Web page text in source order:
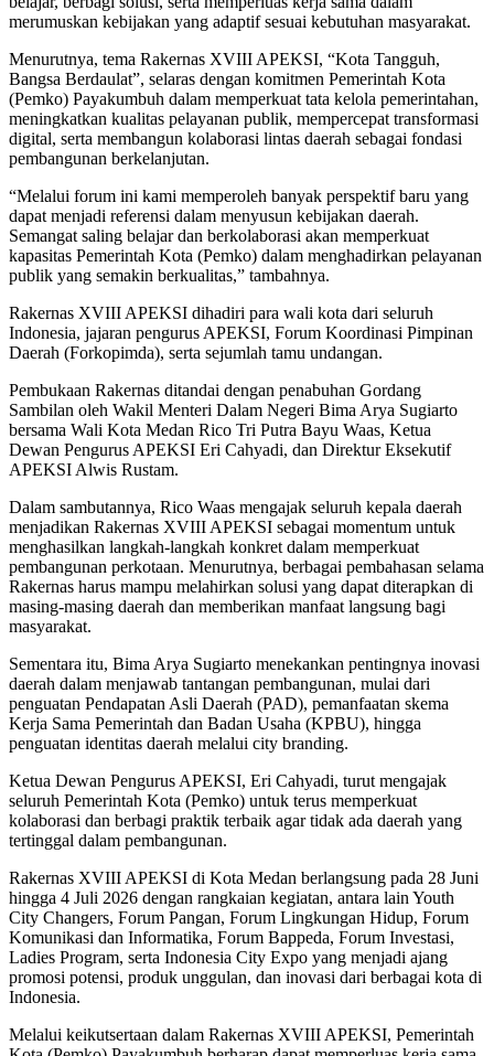
merumuskan kebijakan yang adaptif sesuai kebutuhan masyarakat.
Menurutnya, tema Rakernas XVIII APEKSI, “Kota Tangguh,
Bangsa Berdaulat”, selaras dengan komitmen Pemerintah Kota
(Pemko) Payakumbuh dalam memperkuat tata kelola pemerintahan,
meningkatkan kualitas pelayanan publik, mempercepat transformasi
digital, serta membangun kolaborasi lintas daerah sebagai fondasi
pembangunan berkelanjutan.
“Melalui forum ini kami memperoleh banyak perspektif baru yang
dapat menjadi referensi dalam menyusun kebijakan daerah.
Semangat saling belajar dan berkolaborasi akan memperkuat
kapasitas Pemerintah Kota (Pemko) dalam menghadirkan pelayanan
publik yang semakin berkualitas,” tambahnya.
Rakernas XVIII APEKSI dihadiri para wali kota dari seluruh
Indonesia, jajaran pengurus APEKSI, Forum Koordinasi Pimpinan
Daerah (Forkopimda), serta sejumlah tamu undangan.
Pembukaan Rakernas ditandai dengan penabuhan Gordang
Sambilan oleh Wakil Menteri Dalam Negeri Bima Arya Sugiarto
bersama Wali Kota Medan Rico Tri Putra Bayu Waas, Ketua
Dewan Pengurus APEKSI Eri Cahyadi, dan Direktur Eksekutif
APEKSI Alwis Rustam.
Dalam sambutannya, Rico Waas mengajak seluruh kepala daerah
menjadikan Rakernas XVIII APEKSI sebagai momentum untuk
menghasilkan langkah-langkah konkret dalam memperkuat
pembangunan perkotaan. Menurutnya, berbagai pembahasan selama
Rakernas harus mampu melahirkan solusi yang dapat diterapkan di
masing-masing daerah dan memberikan manfaat langsung bagi
masyarakat.
Sementara itu, Bima Arya Sugiarto menekankan pentingnya inovasi
daerah dalam menjawab tantangan pembangunan, mulai dari
penguatan Pendapatan Asli Daerah (PAD), pemanfaatan skema
Kerja Sama Pemerintah dan Badan Usaha (KPBU), hingga
penguatan identitas daerah melalui city branding.
Ketua Dewan Pengurus APEKSI, Eri Cahyadi, turut mengajak
seluruh Pemerintah Kota (Pemko) untuk terus memperkuat
kolaborasi dan berbagi praktik terbaik agar tidak ada daerah yang
tertinggal dalam pembangunan.
Rakernas XVIII APEKSI di Kota Medan berlangsung pada 28 Juni
hingga 4 Juli 2026 dengan rangkaian kegiatan, antara lain Youth
City Changers, Forum Pangan, Forum Lingkungan Hidup, Forum
Komunikasi dan Informatika, Forum Bappeda, Forum Investasi,
Ladies Program, serta Indonesia City Expo yang menjadi ajang
promosi potensi, produk unggulan, dan inovasi dari berbagai kota di
Indonesia.
Melalui keikutsertaan dalam Rakernas XVIII APEKSI, Pemerintah